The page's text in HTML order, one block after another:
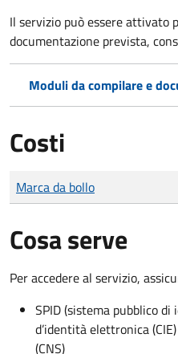
Il servizio può essere attivato
documentazione prevista,
Moduli da compilare e
Costi
Tipo di pagamento
Importo
Marca da bollo
Cosa serve
Per accedere al servizio,
SPID (sistema pubblico
d’identità elettronica
(CNS)